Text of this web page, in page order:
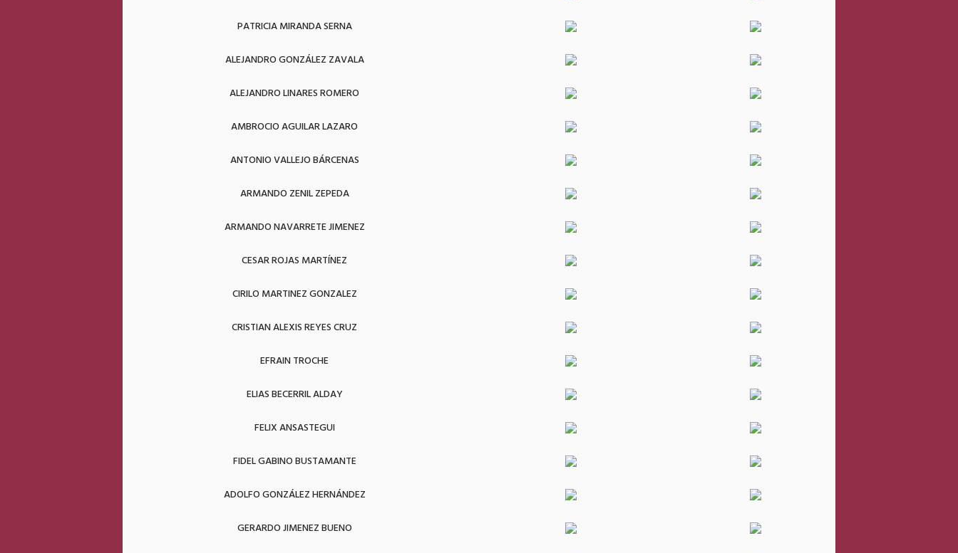
PATRICIA MIRANDA SERNA
ALEJANDRO GONZÁLEZ ZAVALA
ALEJANDRO LINARES ROMERO
AMBROCIO AGUILAR LAZARO
ANTONIO VALLEJO BÁRCENAS
ARMANDO ZENIL ZEPEDA
ARMANDO NAVARRETE JIMENEZ
CESAR ROJAS MARTÍNEZ
CIRILO MARTINEZ GONZALEZ
CRISTIAN ALEXIS REYES CRUZ
EFRAIN TROCHE
ELIAS BECERRIL ALDAY
FELIX ANSASTEGUI
FIDEL GABINO BUSTAMANTE
ADOLFO GONZÁLEZ HERNÁNDEZ
GERARDO JIMENEZ BUENO